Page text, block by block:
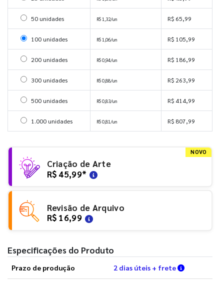
Selecionar 50 unidades
50 unidades R$ 1,32/un R$ 65,99
Selecionar 100 unidades
100 unidades R$ 1,06/un R$ 105,99
Selecionar 200 unidades
200 unidades R$ 0,94/un R$ 186,99
Selecionar 300 unidades
300 unidades R$ 0,88/un R$ 263,99
Selecionar 500 unidades
500 unidades R$ 0,83/un R$ 414,99
Selecionar 1000 unidades
1.000 unidades R$ 0,81/un R$ 807,99
NOVO
Criação de Arte
R$ 45,99*
Revisão de Arquivo
R$ 16,99
Especificações do Produto
Prazo de produção 2 dias úteis + frete Verifique